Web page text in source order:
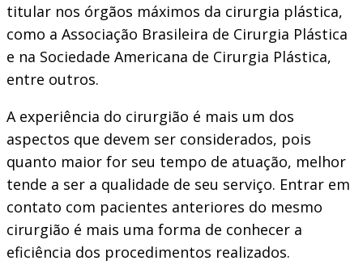
titular nos órgãos máximos da cirurgia plástica,
como a Associação Brasileira de Cirurgia Plástica
e na Sociedade Americana de Cirurgia Plástica,
entre outros.
A experiência do cirurgião é mais um dos
aspectos que devem ser considerados, pois
quanto maior for seu tempo de atuação, melhor
tende a ser a qualidade de seu serviço. Entrar em
contato com pacientes anteriores do mesmo
cirurgião é mais uma forma de conhecer a
eficiência dos procedimentos realizados.